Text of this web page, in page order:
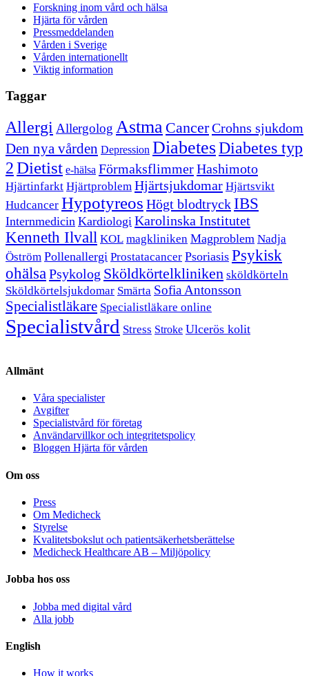
Forskning inom vård och hälsa
Hjärta för vården
Pressmeddelanden
Vården i Sverige
Vården internationellt
Viktig information
Taggar
Allergi Allergolog Astma CancerCrohns sjukdom
Den nya vården Depression DiabetesDiabetes typ
2Dietist e-hälsa FörmaksflimmerHashimoto
Hjärtinfarkt Hjärtproblem Hjärtsjukdomar Hjärtsvikt
Hudcancer Hypotyreos Högt blodtryckIBS
Internmedicin Kardiologi Karolinska Institutet
Kenneth Ilvall KOL magkliniken Magproblem Nadja
Öström Pollenallergi Prostatacancer Psoriasis Psykisk
ohälsa Psykolog Sköldkörtelkliniken sköldkörteln
Sköldkörtelsjukdomar Smärta Sofia Antonsson
Specialistläkare Specialistläkare online
Specialistvård Stress Stroke Ulcerös kolit
Allmänt
Våra specialister
Avgifter
Specialistvård för företag
Användarvillkor och integritetspolicy
Bloggen Hjärta för vården
Om oss
Press
Om Medicheck
Styrelse
Kvalitetsbokslut och patientsäkerhetsberättelse
Medicheck Healthcare AB – Miljöpolicy
Jobba hos oss
Jobba med digital vård
Alla jobb
English
How it works